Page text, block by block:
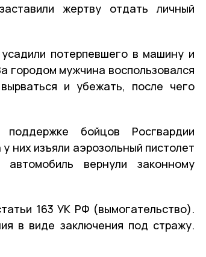
жертву отдать личный
потерпевшего в машину и
городом мужчина воспользовался
и убежать, после чего
бойцов Росгвардии
них изъяли аэрозольный пистолет
вернули законному
163 УК РФ (вымогательство).
в виде заключения под стражу.